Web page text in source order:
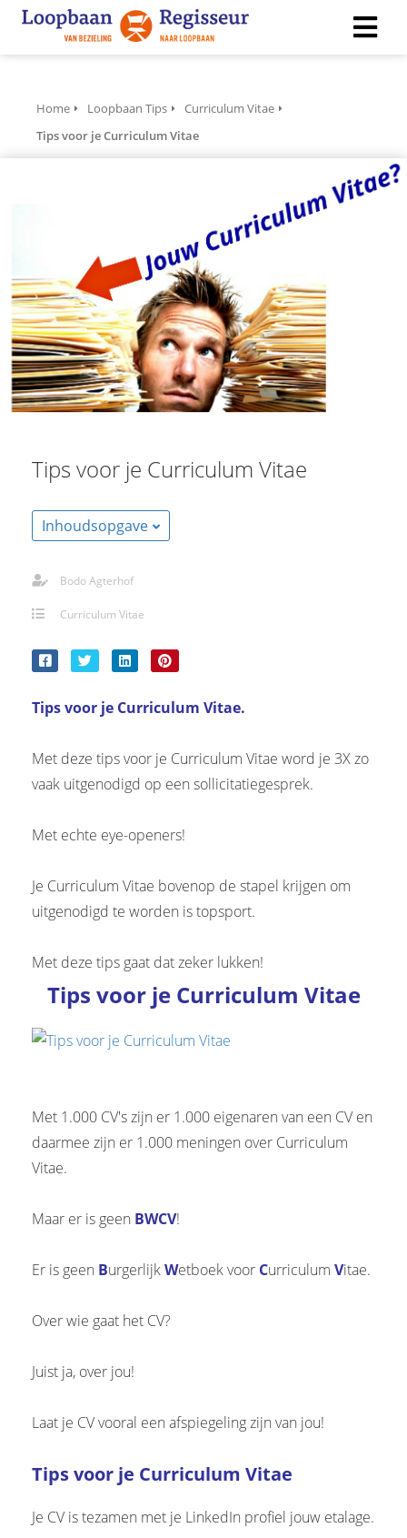
Home Loopbaan Tips
Curriculum Vitae
Tips voor je Curriculum Vitae
Tips voor je Curriculum Vitae
Inhoudsopgave
Bodo Agterhof
Curriculum Vitae
Tips voor je Curriculum Vitae.
Met deze tips voor je Curriculum Vitae word je 3X zo
vaak uitgenodigd op een sollicitatiegesprek.
Met echte eye-openers!
Je Curriculum Vitae bovenop de stapel krijgen om
uitgenodigd te worden is topsport.
Met deze tips gaat dat zeker lukken!
Tips voor je Curriculum Vitae
Met 1.000 CV's zijn er 1.000 eigenaren van een CV en
daarmee zijn er 1.000 meningen over Curriculum
Vitae.
Maar er is geen BWCV!
Er is geen BurgerlijkWetboek voor Curriculum Vitae.
Over wie gaat het CV?
Juist ja, over jou!
Laat je CV vooral een afspiegeling zijn van jou!
Tips voor je Curriculum Vitae
Je CV is tezamen met je LinkedIn profiel jouw etalage.
om
te
Ze
gebruikt
deze
kan de
te
van
gebruikt
de
van